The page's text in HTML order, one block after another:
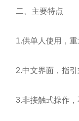
二、主要特点
1.供单人使用，重
2.中文界面，指引
3.非接触式操作，